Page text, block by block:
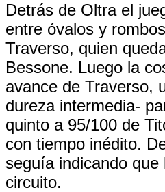
Detrás de Oltra el
entre óvalos y
Traverso, quien
Bessone. Luego la
avance de Traverso,
dureza intermedia-
quinto a 95/100 de
con tiempo inédito.
seguía indicando
circuito.